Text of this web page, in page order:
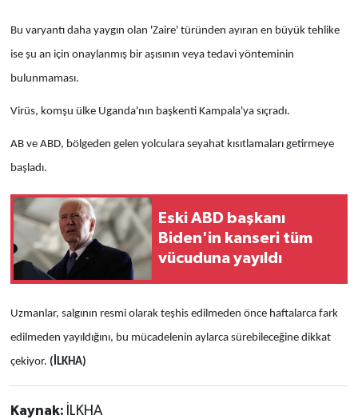
Bu varyantı daha yaygın olan 'Zaire' türünden ayıran en büyük tehlike
ise şu an için onaylanmış bir aşısının veya tedavi yönteminin
bulunmaması.
Virüs, komşu ülke Uganda'nın başkenti Kampala'ya sıçradı.
AB ve ABD, bölgeden gelen yolculara seyahat kısıtlamaları getirmeye
başladı.
Eski ABD başkanı
Biden'in kanseri tüm
vücuduna yayıldı
Uzmanlar, salgının resmi olarak teşhis edilmeden önce haftalarca fark
edilmeden yayıldığını, bu mücadelenin aylarca sürebileceğine dikkat
çekiyor. (İLKHA)
Kaynak: İLKHA